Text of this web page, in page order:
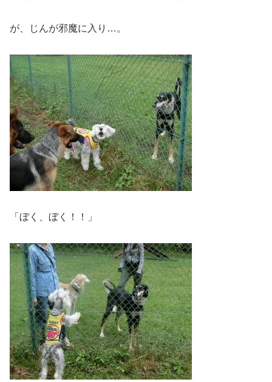
が、じんが邪魔に入り…。
「ぼく、ぼく！！」